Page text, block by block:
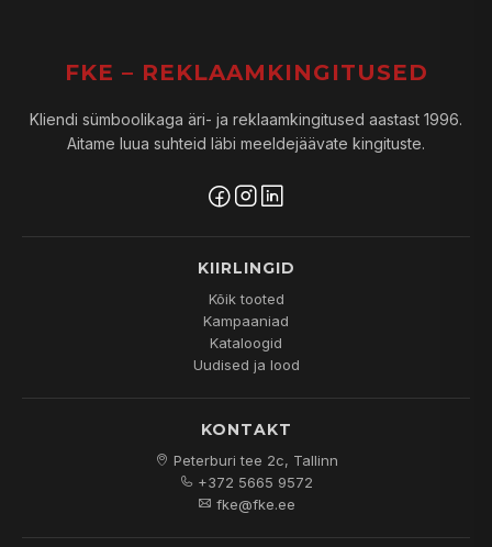
FKE – REKLAAMKINGITUSED
Kliendi sümboolikaga äri- ja reklaamkingitused aastast 1996.
Aitame luua suhteid läbi meeldejäävate kingituste.
KIIRLINGID
Kõik tooted
Kampaaniad
Kataloogid
Uudised ja lood
KONTAKT
Peterburi tee 2c, Tallinn
+372 5665 9572
fke@fke.ee